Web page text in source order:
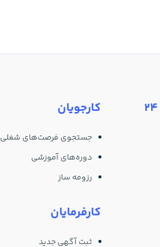
کارجویان
جستجوی فرصت‌های شغلی
دوره‌های آموزشی
رزومه ساز
کارفرمایان
ثبت آگهی جدید